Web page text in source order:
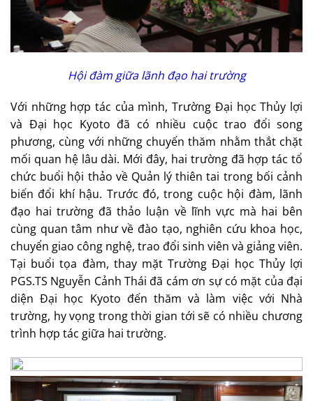
Hội đàm giữa lãnh đạo hai trường
Với những hợp tác của mình, Trường Đại học Thủy lợi
và Đại học Kyoto đã có nhiều cuộc trao đổi song
phương, cùng với những chuyến thăm nhằm thắt chặt
mối quan hệ lâu dài. Mới đây, hai trường đã hợp tác tổ
chức buổi hội thảo về Quản lý thiên tai trong bối cảnh
biến đổi khí hậu. Trước đó, trong cuộc hội đàm, lãnh
đạo hai trường đã thảo luận về lĩnh vực mà hai bên
cùng quan tâm như về đào tạo, nghiên cứu khoa học,
chuyển giao công nghệ, trao đổi sinh viên và giảng viên.
Tại buổi tọa đàm, thay mặt Trường Đại học Thủy lợi
PGS.TS Nguyễn Cảnh Thái đã cám ơn sự có mặt của đại
diện Đại học Kyoto đến thăm và làm việc với Nhà
trường, hy vọng trong thời gian tới sẽ có nhiều chương
trình hợp tác giữa hai trường.